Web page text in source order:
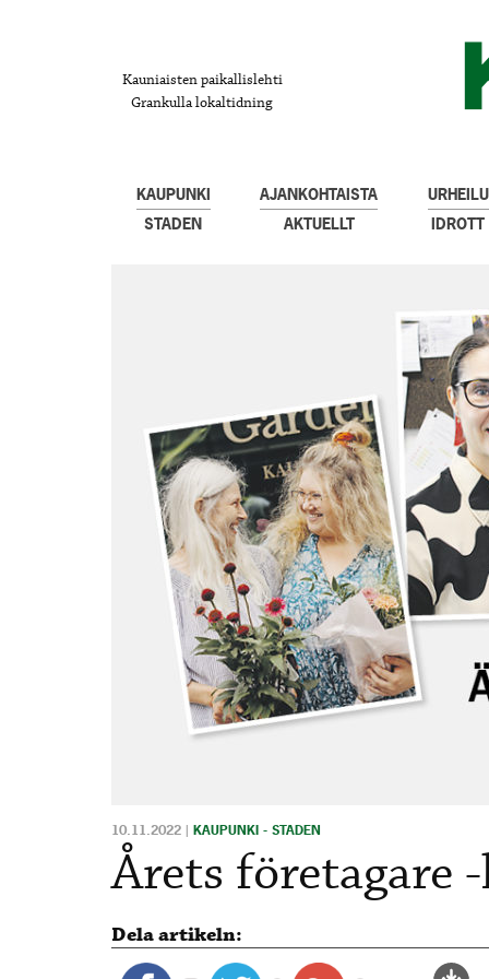
Kauniaisten paikallislehti
Grankulla lokaltidning
KAUPUNKI
STADEN
AJANKOHTAISTA
AKTUELLT
URHEILU
IDROTT
10.11.2022 | KAUPUNKI - STADEN
Årets företagare
Dela artikeln: